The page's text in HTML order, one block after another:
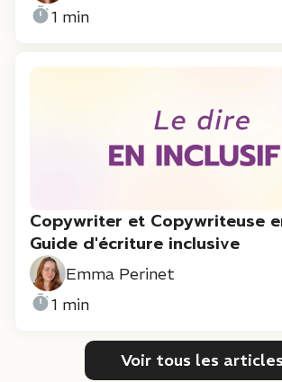
1 min
Copywriter et Copywriteuse
Guide d'écriture inclusive
Emma Perinet
1 min
Voir tous les articles